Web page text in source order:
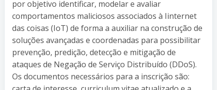
por objetivo identificar, modelar e avaliar
comportamentos maliciosos associados à Iinternet
das coisas (IoT) de forma a auxiliar na construção de
soluções avançadas e coordenadas para possibilitar
prevenção, predição, detecção e mitigação de
ataques de Negação de Serviço Distribuído (DDoS).
Os documentos necessários para a inscrição são: